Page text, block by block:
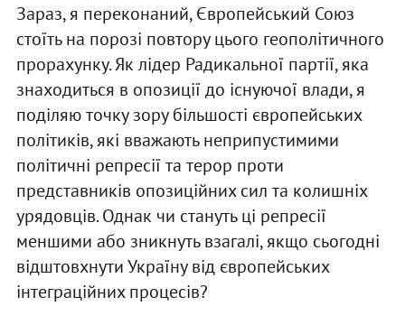
Зараз, я переконаний, Європейський Союз
стоїть на порозі повтору цього геополітичного
прорахунку. Як лідер Радикальної партії, яка
знаходиться в опозиції до існуючої влади, я
поділяю точку зору більшості європейських
політиків, які вважають неприпустимими
політичні репресії та терор проти
представників опозиційних сил та колишніх
урядовців. Однак чи стануть ці репресії
меншими або зникнуть взагалі, якщо сьогодні
відштовхнути Україну від європейських
інтеграційних процесів?